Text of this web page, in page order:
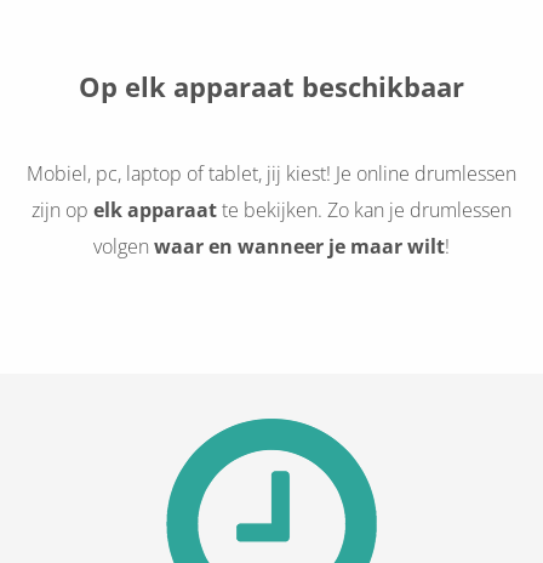
Op elk apparaat beschikbaar
Mobiel, pc, laptop of tablet, jij kiest! Je online drumlessen
zijn op elk apparaatte bekijken. Zo kan je drumlessen
volgen waar en wanneer je maar wilt!